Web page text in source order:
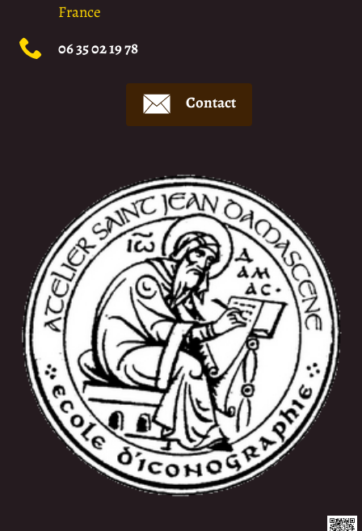
France
06 35 02 19 78
Contact